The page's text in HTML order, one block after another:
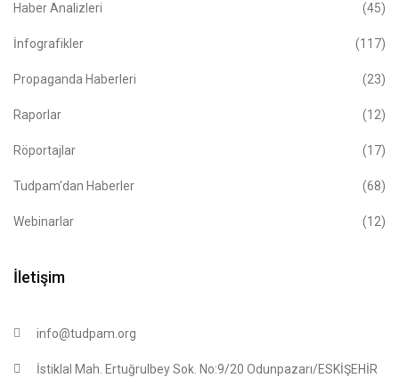
Haber Analizleri (45)
İnfografikler (117)
Propaganda Haberleri (23)
Raporlar (12)
Röportajlar (17)
Tudpam'dan Haberler (68)
Webinarlar (12)
İletişim
info@tudpam.org
İstiklal Mah. Ertuğrulbey Sok. No:9/20 Odunpazarı/ESKİŞEHİR